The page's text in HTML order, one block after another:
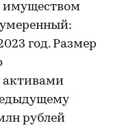
имуществом
умеренный:
год. Размер
активами
рублей